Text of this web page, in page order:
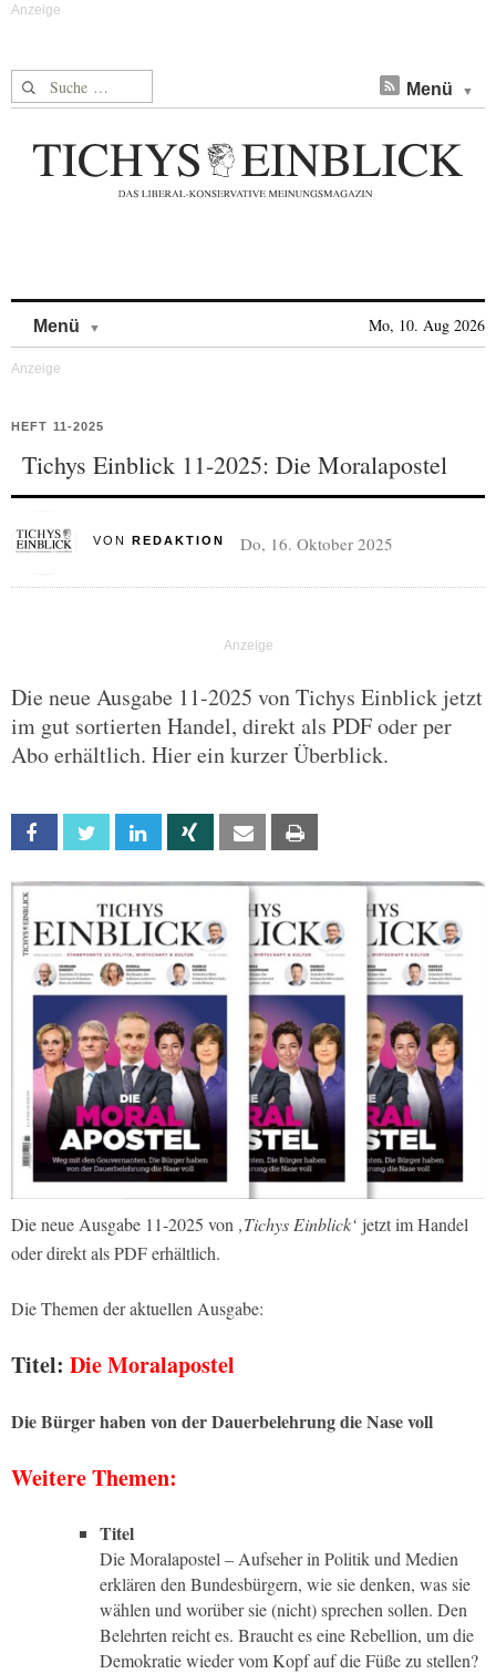
Suche nach: Menü
Menü Mo, 10. Aug 2026
HEFT 11-2025
Tichys Einblick 11-2025: Die Moralapostel
VON REDAKTION Do, 16. Oktober 2025
Die neue Ausgabe 11-2025 von Tichys Einblick jetzt
im gut sortierten Handel, direkt als PDF oder per
Abo erhältlich. Hier ein kurzer Überblick.
Facebook Twitter Linkedin Xing Email
Die neue Ausgabe 11-2025 von ‚Tichys Einblick‘ jetzt im Handel
oder direkt als PDF erhältlich.
Die Themen der aktuellen Ausgabe:
Titel: Die Moralapostel
Die Bürger haben von der Dauerbelehrung die Nase voll
Weitere Themen:
Titel
Die Moralapostel – Aufseher in Politik und Medien
erklären den Bundesbürgern, wie sie denken, was sie
wählen und worüber sie (nicht) sprechen sollen. Den
Belehrten reicht es. Braucht es eine Rebellion, um die
Demokratie wieder vom Kopf auf die Füße zu stellen?